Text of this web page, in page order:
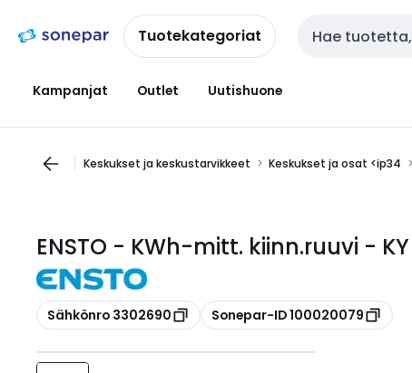
navigointiinsisältöönTuotekategoriat Haku
Kampanjat Outlet Uutishuone
Keskukset ja keskustarvikkeet Keskukset ja osat <ip34
ENSTO - KWh-mitt. kiinn.ruuvi - KY
Kopioi
Sähkönro 3302690 Kopioi
Sonepar-ID 100020079